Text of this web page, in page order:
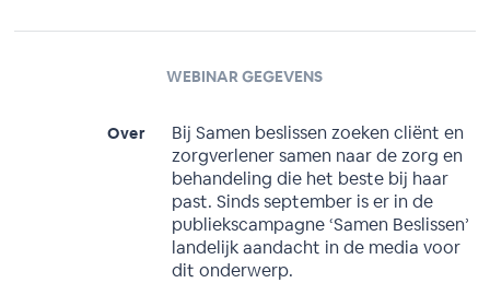
WEBINAR GEGEVENS
Over
Bij Samen beslissen zoeken cliënt en
zorgverlener samen naar de zorg en
behandeling die het beste bij haar
past. Sinds september is er in de
publiekscampagne ‘Samen Beslissen’
landelijk aandacht in de media voor
dit onderwerp.